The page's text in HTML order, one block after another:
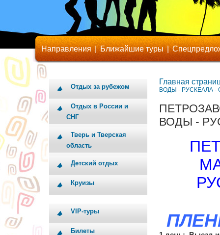
Направления | Ближайшие туры |
Отдых за рубежом
Отдых в России и
СНГ
Тверь и Тверская
область
Детский отдых
Круизы
VIP-туры
Билеты
Главная
ВОДЫ - РУСКЕАЛА -
ВОДЫ -